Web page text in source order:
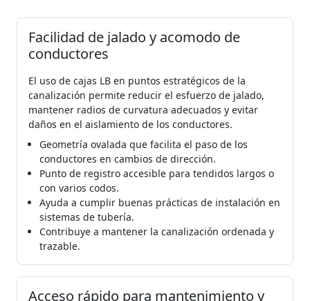
Facilidad de jalado y acomodo de
conductores
El uso de cajas LB en puntos estratégicos de la
canalización permite reducir el esfuerzo de jalado,
mantener radios de curvatura adecuados y evitar
daños en el aislamiento de los conductores.
Geometría ovalada que facilita el paso de los
conductores en cambios de dirección.
Punto de registro accesible para tendidos largos o
con varios codos.
Ayuda a cumplir buenas prácticas de instalación en
sistemas de tubería.
Contribuye a mantener la canalización ordenada y
trazable.
Acceso rápido para mantenimiento y